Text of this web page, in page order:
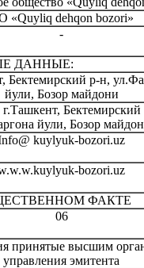
«Quyliq dehqon bozori»
-
ДАННЫЕ:
Бектемирский р-н,
йули, Бозор майдони
г.Ташкент, Бектемирский
йули, Бозор
kuylyuk-bozori.uz
bozori.uz
ФАКТЕ
06
принятые высшим
управления эмитента